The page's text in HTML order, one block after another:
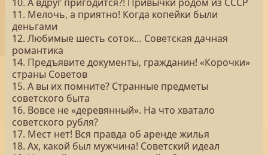
11. Мелочь, а приятно! Когда копейки были
деньгами
12. Любимые шесть соток… Советская дачная
романтика
14. Предъявите документы, гражданин! «Корочки»
страны Советов
15. А вы их помните? Странные предметы
советского быта
16. Вовсе не «деревянный». На что хватало
советского рубля?
17. Мест нет! Вся правда об аренде жилья
18. Ах, какой был мужчина! Советский идеал